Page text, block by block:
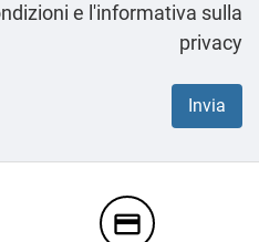
e l'informativa sulla
privacy
credit_card